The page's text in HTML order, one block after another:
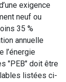
exigence
neuf ou
35 %
annuelle
l’énergie
"PEB" doit être
listées ci-